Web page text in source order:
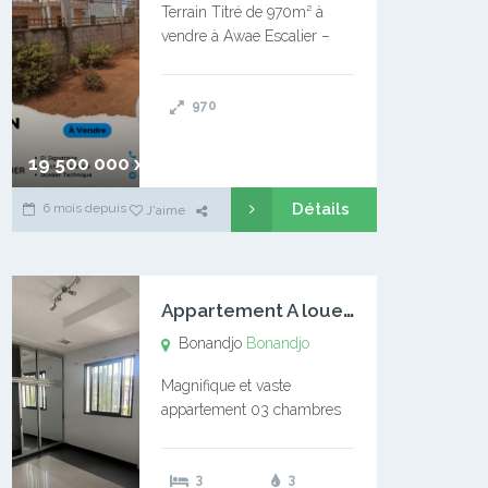
19 500 000 xaf
Terrain Titré de 970m² à
vendre à Awae Escalier –
l’Université Catholique –
970
6 mois depuis J'aime Détails
A
ppartement A louer Bonandjo
Bonandjo Bonandjo
Magnifique et vaste
appartement 03 chambres
douches 01 vaste salon 01
3 3